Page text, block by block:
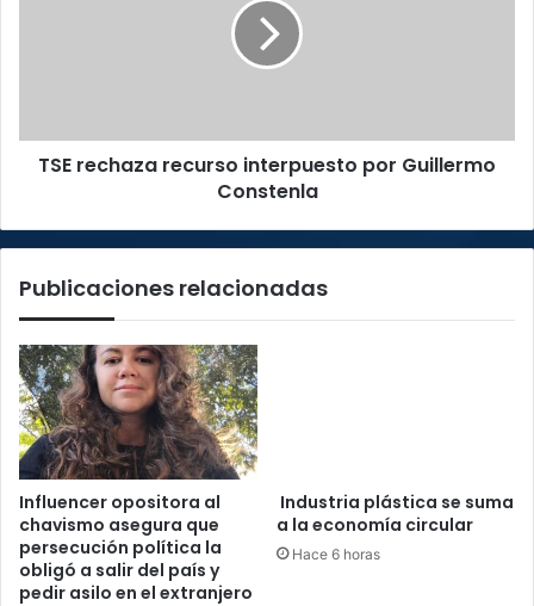
TSE rechaza recurso interpuesto por Guillermo
Constenla
Publicaciones relacionadas
Influencer opositora al
chavismo asegura que
persecución política la
obligó a salir del país y
pedir asilo en el extranjero
Industria plástica se suma
a la economía circular
Hace 6 horas